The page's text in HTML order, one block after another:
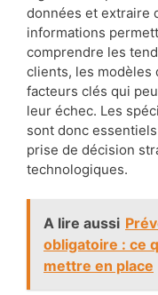
données et extraire
informations
comprendre les
clients, les modèles
facteurs clés qui
leur échec. Les
sont donc
prise de décision
technologiques.
A lire aussi
obligatoire : ce
mettre en place